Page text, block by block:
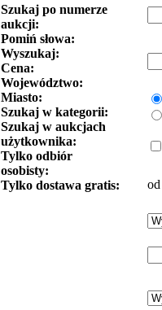
Szukaj po numerze
aukcji:
Pomiń słowa:
Wyszukaj:
Cena:
Województwo:
Miasto:
Szukaj w kategorii:
Szukaj w aukcjach
użytkownika:
Tylko odbiór
osobisty:
Tylko dostawa gratis:
od